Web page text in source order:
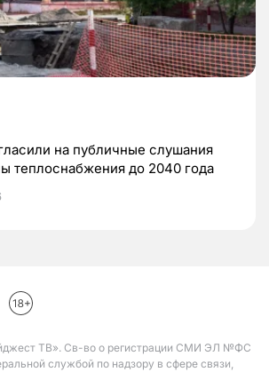
на публичные слушания
теплоснабжения до 2040 года
ТВ». Св-во о регистрации СМИ ЭЛ №ФС
службой по надзору в сфере связи,